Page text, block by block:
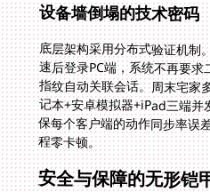
设备墙倒塌的技术密码
底层架构采用分布式验证机制
速后登录PC端，系统不再要
指纹自动关联会话。周末宅家
记本+安卓模拟器+iPad三端并
程零卡顿。
安全与保障的无形铠